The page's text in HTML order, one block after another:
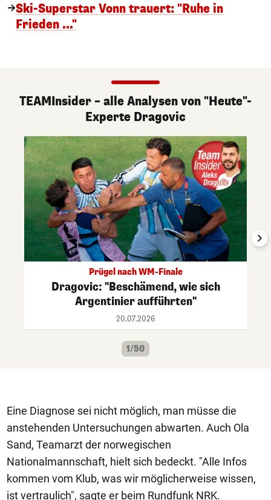
Ski-Superstar Vonn trauert: "Ruhe in
Frieden ..."
TEAMInsider – alle Analysen von "Heute"-
Experte Dragovic
Prügel nach WM-Finale
Dragovic: "Beschämend, wie sich
Argentinier aufführten"
20.07.2026
1/50
Eine Diagnose sei nicht möglich, man müsse die
anstehenden Untersuchungen abwarten. Auch Ola
Sand, Teamarzt der norwegischen
Nationalmannschaft, hielt sich bedeckt. "Alle Infos
kommen vom Klub, was wir möglicherweise wissen,
ist vertraulich", sagte er beim Rundfunk NRK.